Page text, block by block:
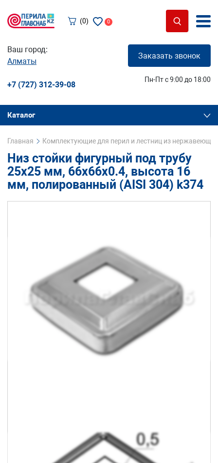
(0) 0
Ваш город:
Алматы
Заказать звонок
+7 (727) 312-39-08
Пн-Пт с 9:00 до 18:00
Каталог
Главная Комплектующие для перил и лестниц из
Низ стойки фигурный под трубу
25х25 мм, 66х66х0.4, высота 16
мм, полированный (AISI 304) k374